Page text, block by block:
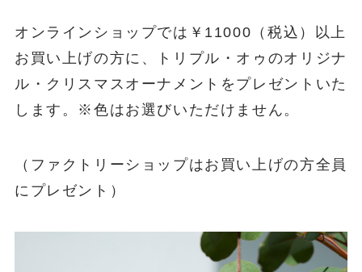
オンラインショップでは￥11000（税込）以上
お買い上げの方に、トリプル・オゥのオリジナ
ル・クリスマスオーナメントをプレゼントいた
します。※色はお選びいただけません。
（ファクトリーショップはお買い上げの方全員
にプレゼント）